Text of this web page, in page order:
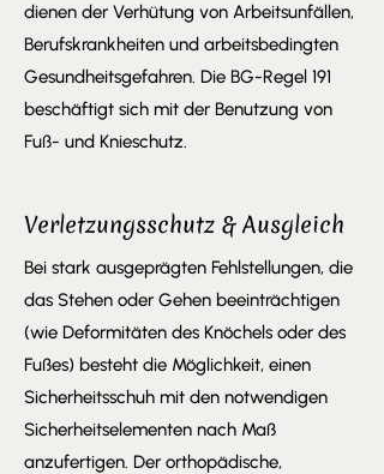
dienen der Verhütung von Arbeitsunfällen,
Berufskrankheiten und arbeitsbedingten
Gesundheitsgefahren. Die BG-Regel 191
beschäftigt sich mit der Benutzung von
Fuß- und Knieschutz.
Verletzungsschutz & Ausgleich
Bei stark ausgeprägten Fehlstellungen, die
das Stehen oder Gehen beeinträchtigen
(wie Deformitäten des Knöchels oder des
Fußes) besteht die Möglichkeit, einen
Sicherheitsschuh mit den notwendigen
Sicherheitselementen nach Maß
anzufertigen. Der orthopädische,